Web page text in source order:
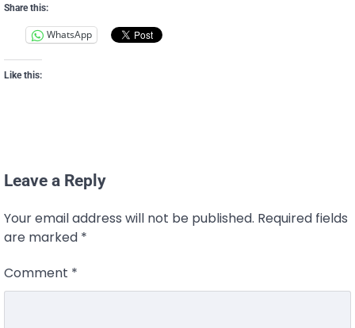
Share this:
WhatsApp
Like this:
Leave a Reply
Your email address will not be published. Required fields
are marked *
Comment *